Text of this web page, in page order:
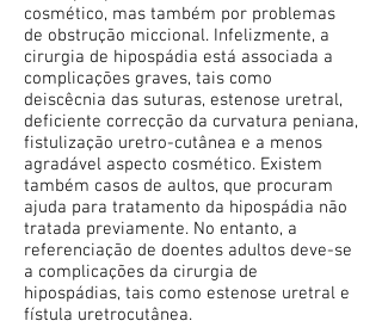
cosmético, mas também por problemas
de obstrução miccional. Infelizmente, a
cirurgia de hipospádia está associada a
complicações graves, tais como
deiscêcnia das suturas, estenose uretral,
deficiente correcção da curvatura peniana,
fistulização uretro-cutânea e a menos
agradável aspecto cosmético. Existem
também casos de aultos, que procuram
ajuda para tratamento da hipospádia não
tratada previamente. No entanto, a
referenciação de doentes adultos deve-se
a complicações da cirurgia de
hipospádias, tais como estenose uretral e
fístula uretrocutânea.